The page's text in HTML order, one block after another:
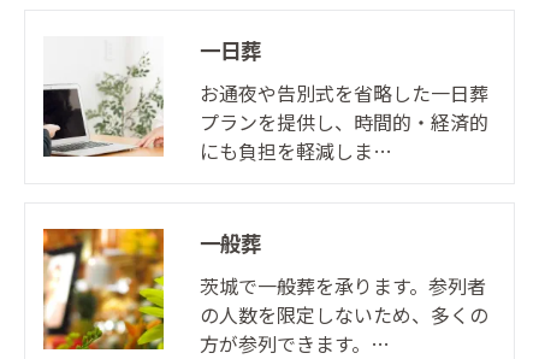
一日葬
お通夜や告別式を省略した一日葬
プランを提供し、時間的・経済的
にも負担を軽減しま…
一般葬
茨城で一般葬を承ります。参列者
の人数を限定しないため、多くの
方が参列できます。…